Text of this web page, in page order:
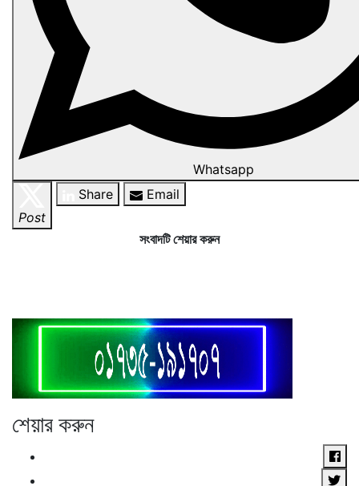
Whatsapp
Post
Share Email
সংবাদটি শেয়ার করুন
শেয়ার করুন